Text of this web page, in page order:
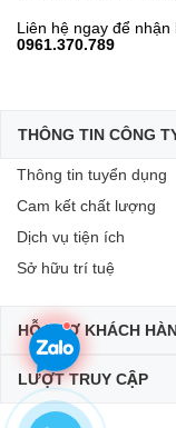
Liên hệ ngay để
0961.370.789
THÔNG TIN CÔNG
Thông tin tuyển dụng
Cam kết chất lượng
Dịch vụ tiện ích
Sở hữu trí tuệ
HỖ TRỢ KHÁCH
LƯỢT TRUY CẬP